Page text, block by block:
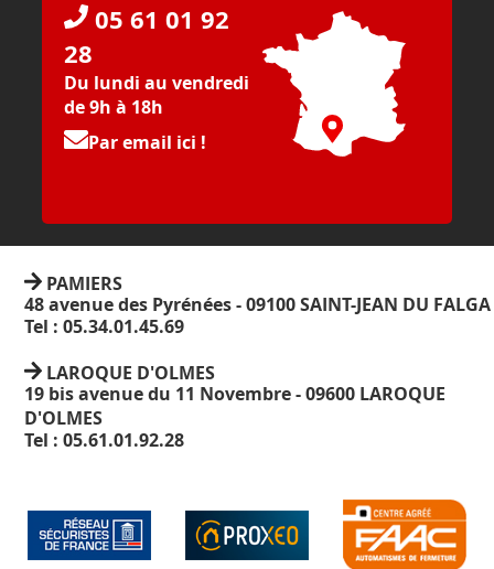
05 61 01 92
28
Du lundi au vendredi
de 9h à 18h
Par email ici !
PAMIERS
48 avenue des Pyrénées - 09100 SAINT-JEAN DU FALGA
Tel : 05.34.01.45.69
LAROQUE D'OLMES
19 bis avenue du 11 Novembre - 09600 LAROQUE
D'OLMES
Tel : 05.61.01.92.28